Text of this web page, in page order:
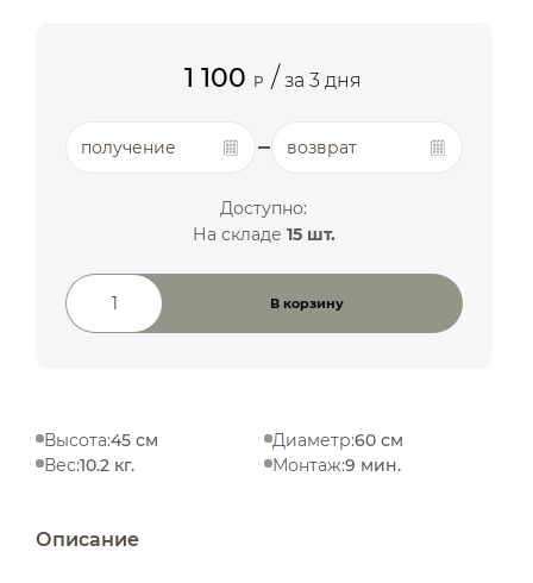
1 100 P / за 3 дня
получение возврат
Доступно:
На складе 15 шт.
Количество товара
В корзину
Высота:45 см Диаметр:60 см
Вес:10.2 кг. Монтаж:9 мин.
Описание